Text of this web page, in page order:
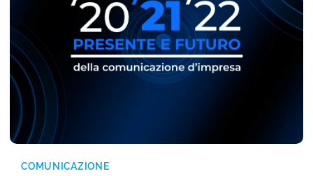
COMUNICAZIONE